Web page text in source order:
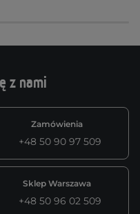
z nami
Zamówienia
+48 50 90 97 509
Sklep Warszawa
+48 50 96 02 509